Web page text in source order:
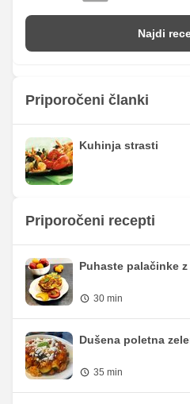
Najdi
Priporočeni članki
Kuhinja strasti
Priporočeni recepti
Puhaste palačinke
30 min
Dušena poletna
35 min